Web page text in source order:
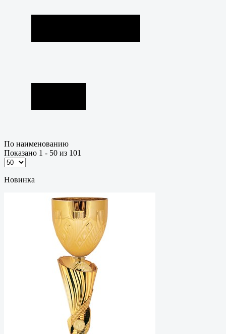
По наименованию
Показано 1 - 50 из 101
Новинка